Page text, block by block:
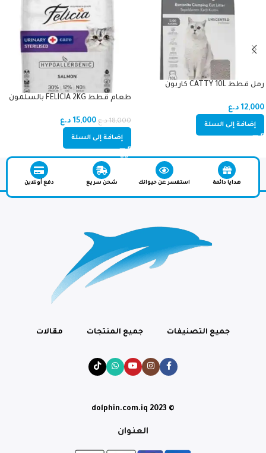
رمل قطط CATTY 10L كاربون
12,000 د.ع
إضافة إلى السلة
طعام قطط FELICIA 2KG بالسلمون
18,000 د.ع 15,000 د.ع
إضافة إلى السلة
هدايا دائمة استفسر عن حيوانك شحن سريع دفع أونلاين
جميع التصنيفات جميع المنتجات مقالات
© dolphin.com.iq 2023
العنوان